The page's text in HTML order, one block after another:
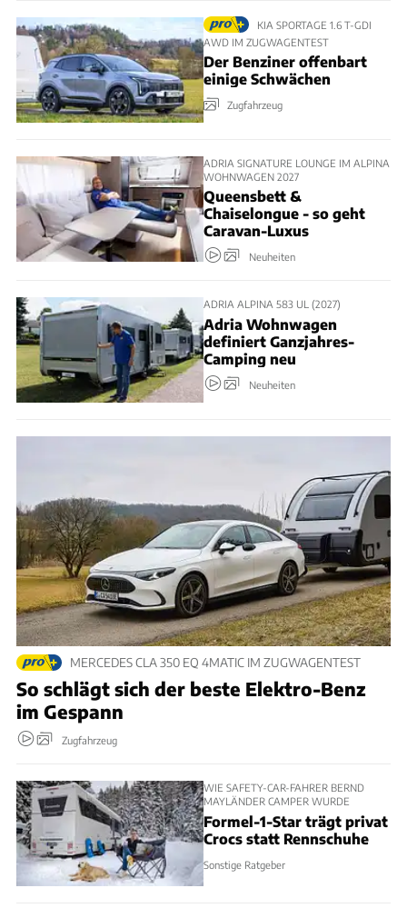
KIA SPORTAGE 1.6 T-GDI
AWD IM ZUGWAGENTEST
Der Benziner offenbart
einige Schwächen
Zugfahrzeug
ADRIA SIGNATURE LOUNGE IM ALPINA
WOHNWAGEN 2027
Queensbett &
Chaiselongue - so geht
Caravan-Luxus
Neuheiten
ADRIA ALPINA 583 UL (2027)
Adria Wohnwagen
definiert Ganzjahres-
Camping neu
Neuheiten
MERCEDES CLA 350 EQ 4MATIC IM ZUGWAGENTEST
So schlägt sich der beste Elektro-Benz
im Gespann
Zugfahrzeug
WIE SAFETY-CAR-FAHRER BERND
MAYLÄNDER CAMPER WURDE
Formel-1-Star trägt privat
Crocs statt Rennschuhe
Sonstige Ratgeber